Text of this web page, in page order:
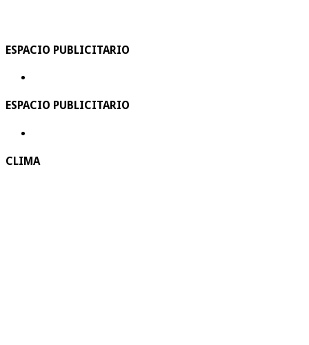
ESPACIO PUBLICITARIO
ESPACIO PUBLICITARIO
CLIMA